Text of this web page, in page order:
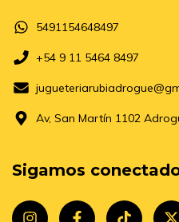
5491154648497
+54 9 11 5464 8497
Av, San Martín 1102
Sigamos